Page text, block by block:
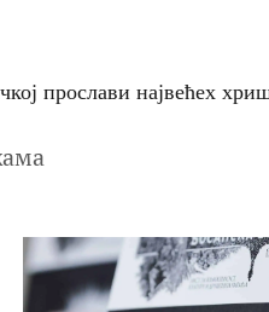
прослави највећех